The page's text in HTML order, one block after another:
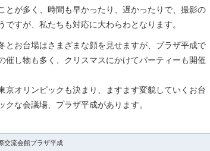
とが多く、時間も早かったり、遅かったりで、撮影の
ですが、私たちも対応に大わらわとなります。
とお台場はさまざまな顔を見せますが、プラザ平成で
催し物も多く、クリスマスにかけてパーティーも開催
京オリンピックも決まり、ますます変貌していくお台
クな会議場、プラザ平成があります。
交流会館プラザ平成